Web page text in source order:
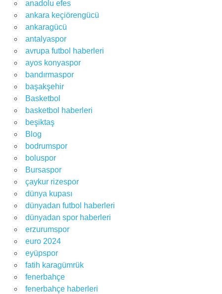
anadolu efes
ankara keçiörengücü
ankaragücü
antalyaspor
avrupa futbol haberleri
ayos konyaspor
bandırmaspor
başakşehir
Basketbol
basketbol haberleri
beşiktaş
Blog
bodrumspor
boluspor
Bursaspor
çaykur rizespor
dünya kupası
dünyadan futbol haberleri
dünyadan spor haberleri
erzurumspor
euro 2024
eyüpspor
fatih karagümrük
fenerbahçe
fenerbahçe haberleri